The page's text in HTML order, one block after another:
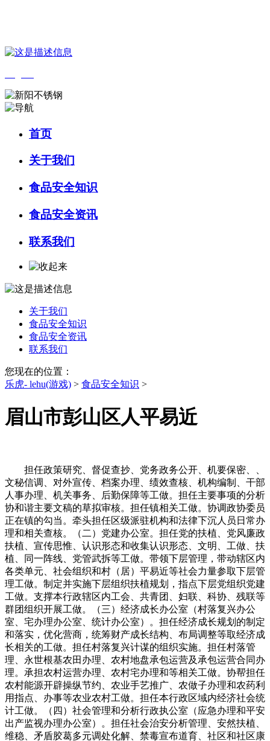
首页
关于我们
食品安全知识
食品安全资讯
联系我们
关于我们
食品安全知识
食品安全资讯
联系我们
您现在的位置：
乐虎- lehu(游戏) > 食品安全知识 >
眉山市彭山区人平易近
担任政策研究、督促查抄、党务政务公开、机要保密、、
文秘信调、对外宣传、档案办理、绩效查核、机构编制、干部
人事办理、机关事务、后勤保障等工做。担任主要事项的分析
协和谐主要文稿的草拟审核。担任镇相关工做。协调政协委员
正在镇的勾当。牵头担任区级派驻机构和法律下沉人员日常办
理和相关查核。（二）党建办公室。担任党的扶植、党风廉政
扶植、宣传思惟、认识形态和收集认识形态、文明、工做、扶
植、同一阵线、党管武拆等工做。带领下层管理，带动辖区内
各类单元、社会组织和村（居）平易近等社会力量参取下层管
理工做。制定并实施下层组织扶植规划，指点下层党组织党建
工做。支撑本行政辖区内工会、共青团、妇联、科协、残联等
群团组织开展工做。（三）经济成长办公室（村落复兴办公
室、宅办理办公室、统计办公室）。担任经济成长规划的制定
和落实，优化营商，统筹财产成长结构、布局调整等取经济成
长相关的工做。担任村落复兴计谋的组织实施。担任村落管
理、永世根基农田办理、农村地盘承包运营及承包运营合同办
理。承担农村运营办理、农村宅办理和等相关工做。协帮担任
农村能源开辟操纵节约、农业手艺推广、农做子办理和农药利
用指点、办事等农业农村工做。担任本行政区域内经济社会统
计工做。（四）社会管理和分析行政执公室（应急办理和平安
出产监视办理办公室）。担任社会治安分析管理、安然扶植、
维稳、矛盾胶葛多元调处化解、禁毒宣布道育、社区和社区康